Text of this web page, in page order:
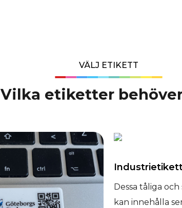
VÄLJ ETIKETT
Vilka etiketter
Dessa tåliga
kan innehålla